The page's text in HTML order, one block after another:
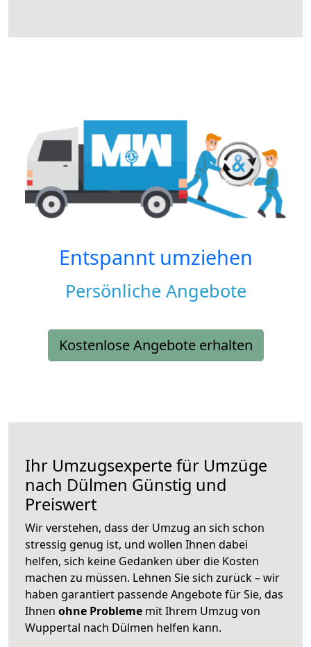
Entspannt umziehen
Persönliche Angebote
Kostenlose Angebote erhalten
Ihr Umzugsexperte für Umzüge
nach Dülmen Günstig und
Preiswert
Wir verstehen, dass der Umzug an sich schon
stressig genug ist, und wollen Ihnen dabei
helfen, sich keine Gedanken über die Kosten
machen zu müssen. Lehnen Sie sich zurück – wir
haben garantiert passende Angebote für Sie, das
Ihnen ohne Probleme mit Ihrem Umzug von
Wuppertal nach Dülmen helfen kann.